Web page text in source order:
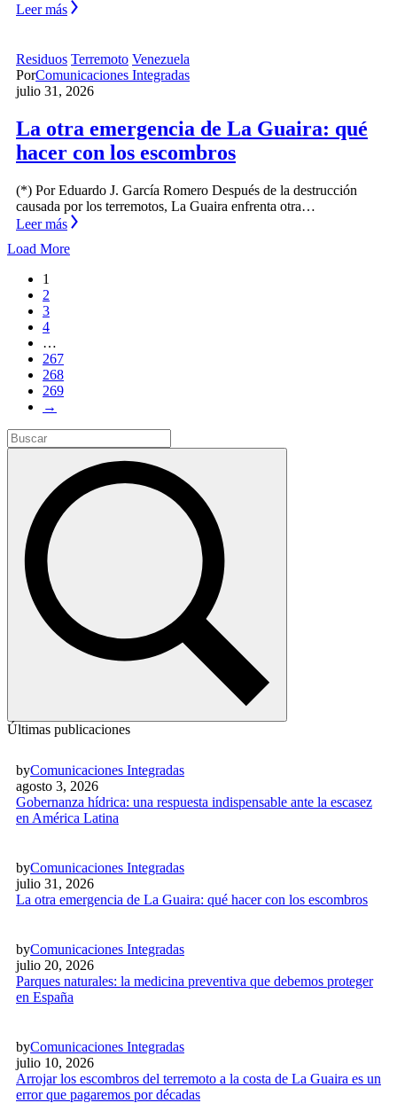
Leer más
Residuos Terremoto Venezuela
PorComunicaciones Integradas
julio 31, 2026
La otra emergencia de La Guaira: qué
hacer con los escombros
(*) Por Eduardo J. García Romero Después de la destrucción
causada por los terremotos, La Guaira enfrenta otra…
Leer más
Load More
1
2
3
4
…
267
268
269
→
Últimas publicaciones
byComunicaciones Integradas
agosto 3, 2026
Gobernanza hídrica: una respuesta indispensable ante la escasez
en América Latina
byComunicaciones Integradas
julio 31, 2026
La otra emergencia de La Guaira: qué hacer con los escombros
byComunicaciones Integradas
julio 20, 2026
Parques naturales: la medicina preventiva que debemos proteger
en España
byComunicaciones Integradas
julio 10, 2026
Arrojar los escombros del terremoto a la costa de La Guaira es un
error que pagaremos por décadas